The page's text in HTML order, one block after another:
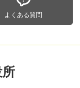
よくある質問